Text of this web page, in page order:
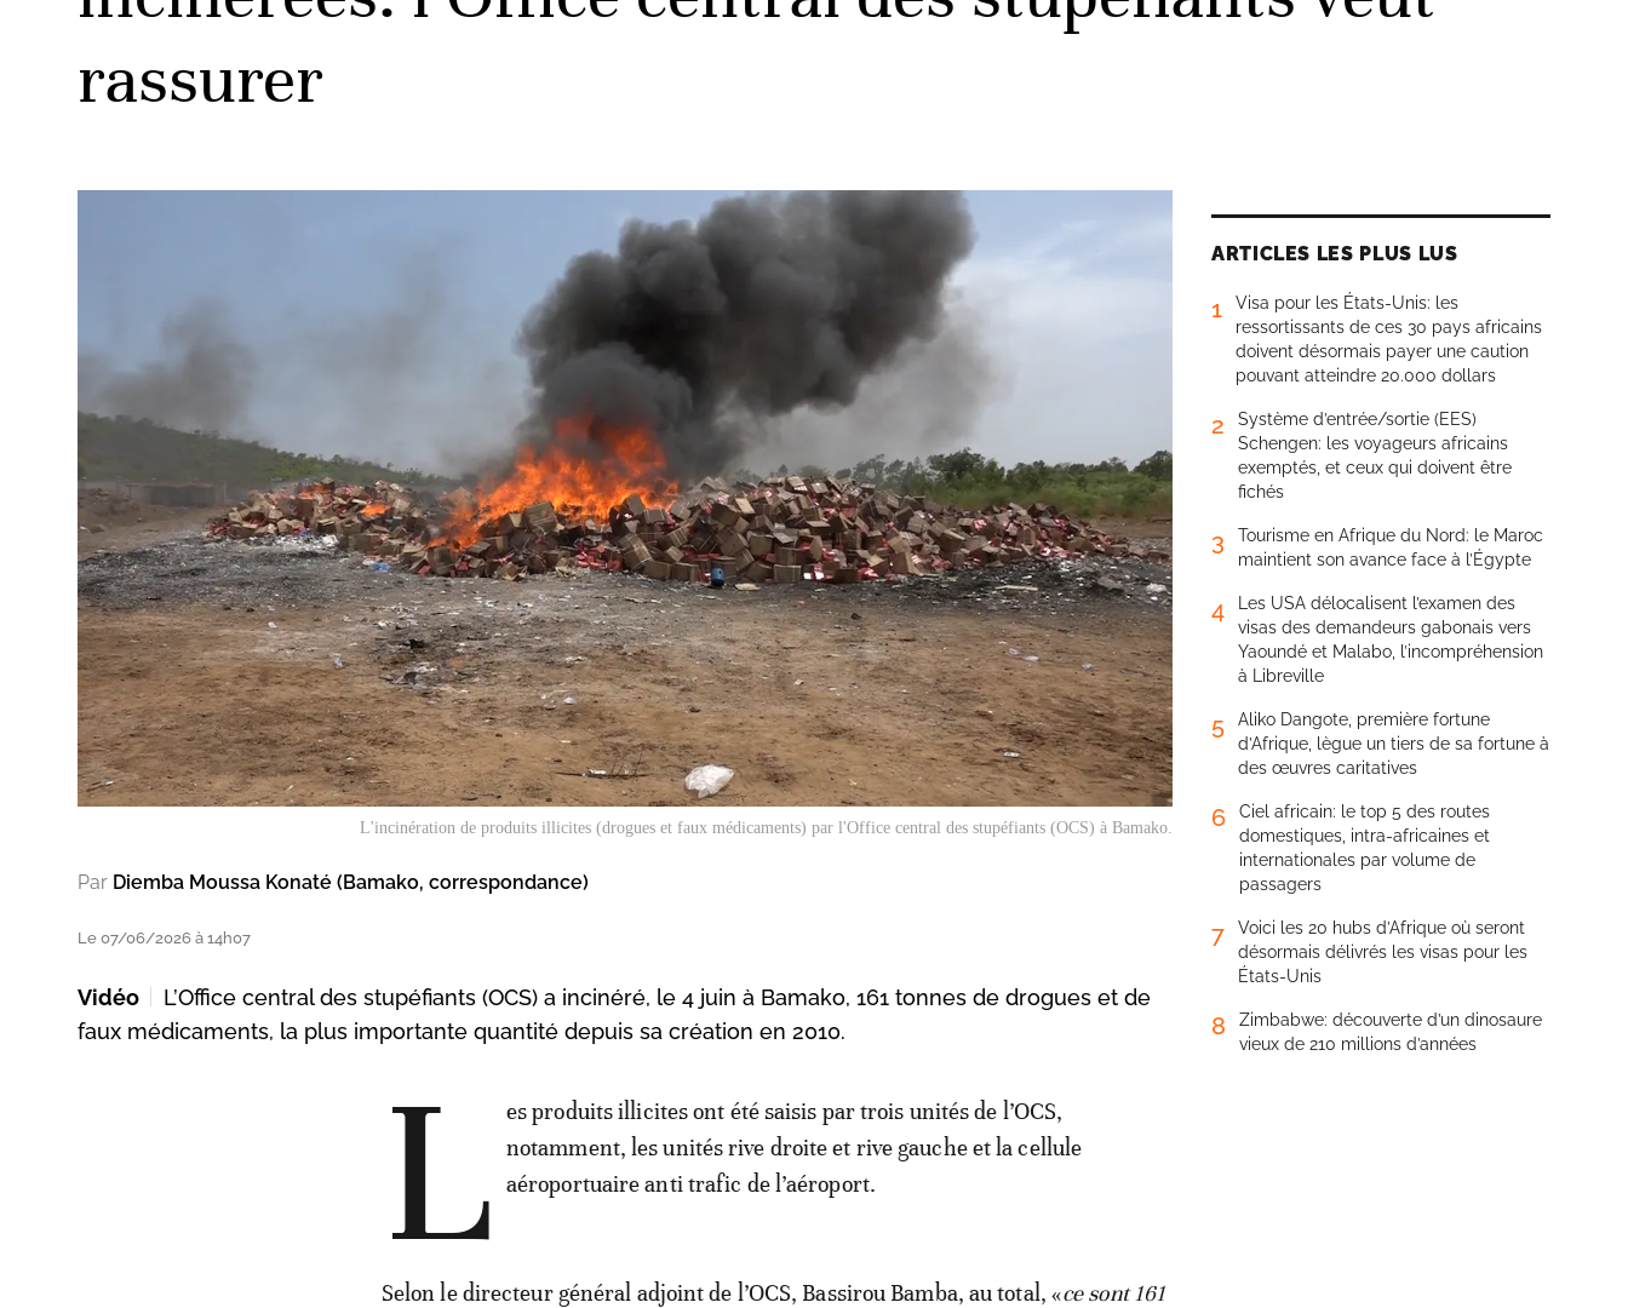
rassurer
L'incinération de produits illicites (drogues et faux médicaments) par l'Office central des stupéfiants (OCS) à Bamako.
Par Diemba Moussa Konaté (Bamako, correspondance)
Le 07/06/2026 à 14h07
Vidéo
L’Office central des stupéfiants (OCS) a incinéré, le 4 juin à Bamako, 161 tonnes de drogues et de
faux médicaments, la plus importante quantité depuis sa création en 2010.
L
es produits illicites ont été saisis par trois unités de l’OCS,
notamment, les unités rive droite et rive gauche et la cellule
aéroportuaire anti trafic de l’aéroport.
Selon le directeur général adjoint de l’OCS, Bassirou Bamba, au total, «ce sont 161
ARTICLES LES PLUS LUS
1
Visa pour les États-Unis: les
ressortissants de ces 30 pays africains
doivent désormais payer une caution
pouvant atteindre 20.000 dollars
2
Système d’entrée/sortie (EES)
Schengen: les voyageurs africains
exemptés, et ceux qui doivent être
fichés
3
Tourisme en Afrique du Nord: le Maroc
maintient son avance face à l’Égypte
4
Les USA délocalisent l’examen des
visas des demandeurs gabonais vers
Yaoundé et Malabo, l’incompréhension
à Libreville
5
Aliko Dangote, première fortune
d’Afrique, lègue un tiers de sa fortune à
des œuvres caritatives
6
Ciel africain: le top 5 des routes
domestiques, intra-africaines et
internationales par volume de
passagers
7
Voici les 20 hubs d’Afrique où seront
désormais délivrés les visas pour les
États-Unis
8
Zimbabwe: découverte d’un dinosaure
vieux de 210 millions d’années